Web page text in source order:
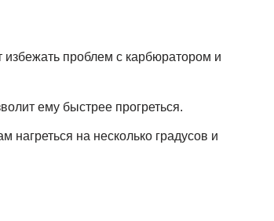
избежать проблем с карбюратором и
ему быстрее прогреться.
на несколько градусов и